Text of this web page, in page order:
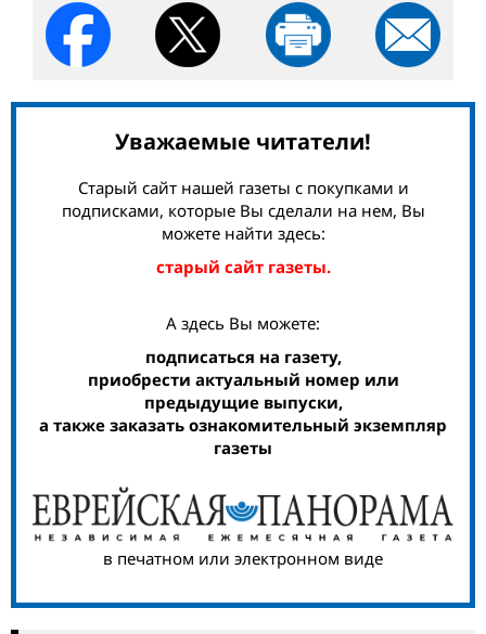
Уважаемые читатели!
Старый сайт нашей газеты с покупками и
подписками, которые Вы сделали на нем, Вы
можете найти здесь:
старый сайт газеты.
А здесь Вы можете:
подписаться на газету,
приобрести актуальный номер или
предыдущие выпуски,
а также заказать ознакомительный экземпляр
газеты
в печатном или электронном виде